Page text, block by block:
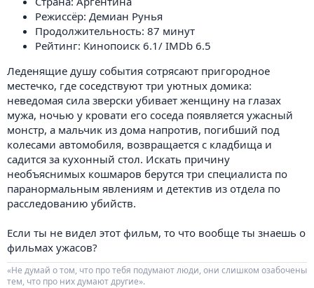
Режиссёр: Демиан Рунья
Продолжительность: 87 минут
Рейтинг: Кинопоиск 6.1/ IMDb 6.5
Леденящие душу события сотрясают пригородное
местечко, где соседствуют три уютных домика:
неведомая сила зверски убивает женщину на глазах
мужа, ночью у кровати его соседа появляется ужасный
монстр, а мальчик из дома напротив, погибший под
колесами автомобиля, возвращается с кладбища и
садится за кухонный стол. Искать причину
необъяснимых кошмаров берутся три специалиста по
паранормальным явлениям и детектив из отдела по
расследованию убийств.
Если ты не видел этот фильм, то что вообще ты знаешь о
фильмах ужасов?
«Не думай о том, что про тебя подумают люди, они слишком озабочены
тем, что про них думают другие».